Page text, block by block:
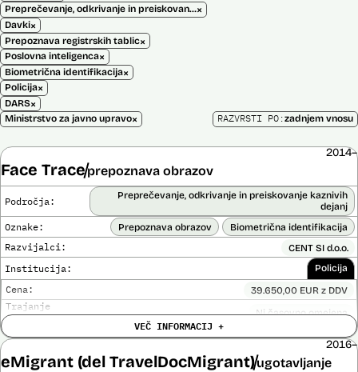
Preprečevanje, odkrivanje in preiskovanje kaznivih dejanj×
Davki×
Prepoznava registrskih tablic×
Poslovna inteligenca×
Biometrična identifikacija×
Policija×
DARS×
Ministrstvo za javno upravo× RAZVRSTI PO:zadnjem vnosu
Face Traceprepoznava obrazov
2014–
Področja:
Preprečevanje, odkrivanje in preiskovanje kaznivih
dejanj
Oznake: Prepoznava obrazov Biometrična identifikacija
Razvijalci: CENT SI d.o.o.
Institucija: Policija
Cena: 39.650,00 EUR z DDV
Trajanje
licence:
Ni časovno omejena
Analiza učinka na človekove pravice
opravljena:
Ne
Analiza učinka na osebne podatke opravljena:
VEČ INFORMACIJ +
eMigrant (del TravelDocMigrant)ugotavljanje
2016–